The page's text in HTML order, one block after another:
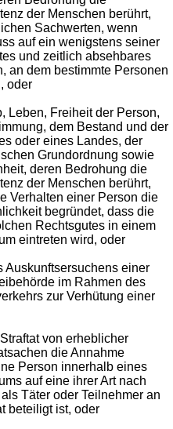
der Menschen berührt,
Sachwerten, wenn
auf ein wenigstens seiner
und zeitlich absehbares
an dem bestimmte Personen
oder
Leben, Freiheit der Person,
dem Bestand und der
oder eines Landes, der
Grundordnung sowie
deren Bedrohung die
der Menschen berührt,
Verhalten einer Person die
begründet, dass die
Rechtsgutes in einem
eintreten wird, oder
Auskunftsersuchens einer
im Rahmen des
zur Verhütung einer
von erheblicher
die Annahme
Person innerhalb eines
auf eine ihrer Art nach
Täter oder Teilnehmer an
beteiligt ist, oder